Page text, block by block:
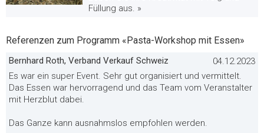
Füllung aus. »
Referenzen zum Programm «Pasta-Workshop mit Essen»
Bernhard Roth, Verband Verkauf Schweiz
04.12.2023
Es war ein super Event. Sehr gut organisiert und vermittelt.
Das Essen war hervorragend und das Team vom Veranstalter
mit Herzblut dabei.
Das Ganze kann ausnahmslos empfohlen werden.